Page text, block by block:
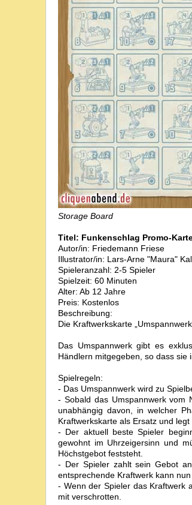
Storage Board
Titel: Funkenschlag Promo-
Autor/in: Friedemann Friese
Illustrator/in: Lars-Arne "Maura"
Spieleranzahl: 2-5 Spieler
Spielzeit: 60 Minuten
Alter: Ab 12 Jahre
Preis: Kostenlos
Beschreibung:
Die Kraftwerkskarte
Das Umspannwerk gibt es
Händlern mitgegeben, so dass sie
Spielregeln:
- Das Umspannwerk wird zu
- Sobald das Umspannwerk vom
unabhängig davon, in welcher
Kraftwerkskarte als Ersatz und
- Der aktuell beste Spieler
gewohnt im Uhrzeigersinn und
Höchstgebot feststeht.
- Der Spieler zahlt sein Gebot
entsprechende Kraftwerk kann
- Wenn der Spieler das Kraftwerk
mit verschrotten.